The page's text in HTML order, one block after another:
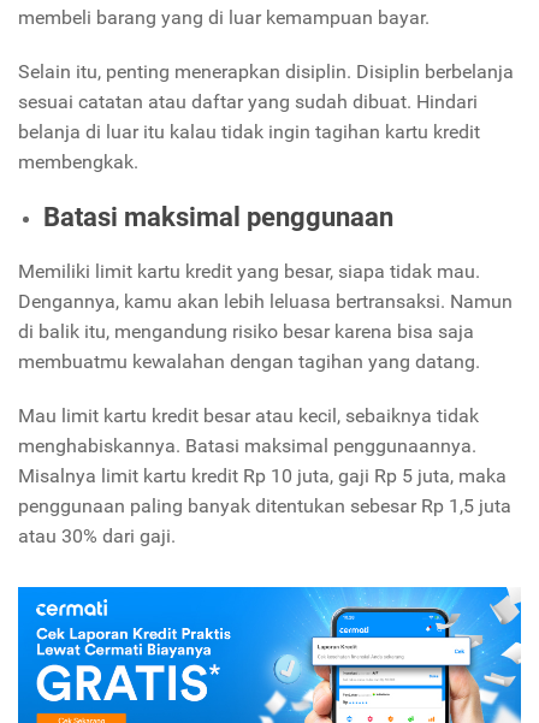
membeli barang yang di luar kemampuan bayar.
Selain itu, penting menerapkan disiplin. Disiplin berbelanja
sesuai catatan atau daftar yang sudah dibuat. Hindari
belanja di luar itu kalau tidak ingin tagihan kartu kredit
membengkak.
Batasi maksimal penggunaan
Memiliki limit kartu kredit yang besar, siapa tidak mau.
Dengannya, kamu akan lebih leluasa bertransaksi. Namun
di balik itu, mengandung risiko besar karena bisa saja
membuatmu kewalahan dengan tagihan yang datang.
Mau limit kartu kredit besar atau kecil, sebaiknya tidak
menghabiskannya. Batasi maksimal penggunaannya.
Misalnya limit kartu kredit Rp 10 juta, gaji Rp 5 juta, maka
penggunaan paling banyak ditentukan sebesar Rp 1,5 juta
atau 30% dari gaji.